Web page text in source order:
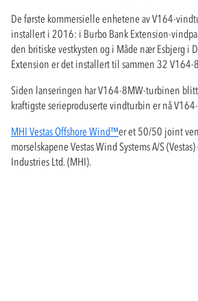
De første kommersielle enhetene av V164-
installert i 2016: i Burbo Bank Extension-
den britiske vestkysten og i Måde nær Esbjerg i
Extension er det installert til sammen 32
Siden lanseringen har V164-8MW-turbinen
kraftigste serieproduserte vindturbin er nå
MHI Vestas Offshore Wind™er et 50/50 joint
morselskapene Vestas Wind Systems A/S
Industries Ltd. (MHI).